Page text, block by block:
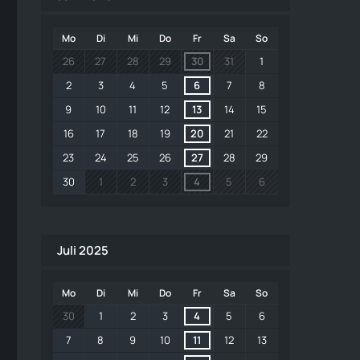
Mo Di Mi Do Fr Sa So
26 27 28 29 30 31
1
2
3 4 5 6 7
8
9
10 11 12 13 14
15
16
17 18 19 20 21
22
23
24 25 26 27 28
29
30
1 2 3 4 5 6
Juli 2025
Mo Di Mi Do Fr Sa So
30 1 2 3 4 5
6
7
8 9 10 11 12
13